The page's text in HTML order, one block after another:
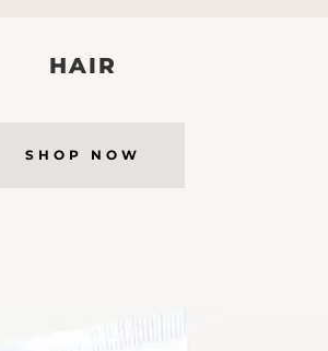
HAIR
SHOP NOW